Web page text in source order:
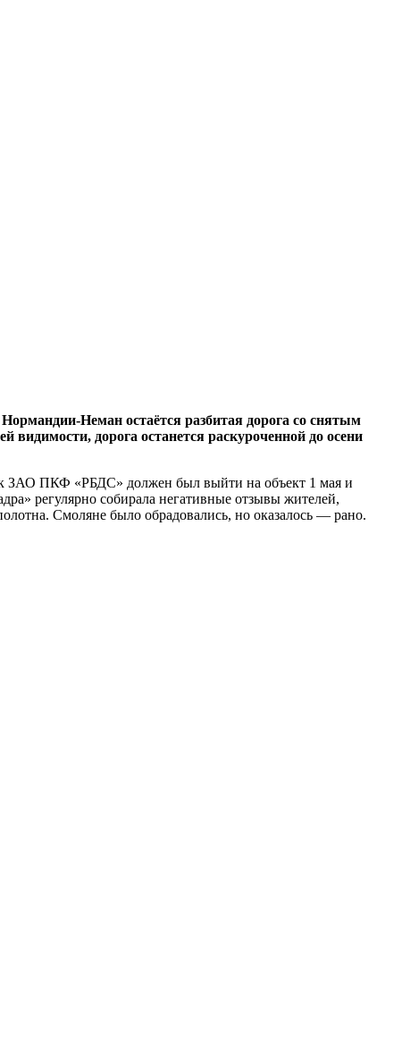
Неман остаётся разбитая дорога со снятым
видимости, дорога останется раскуроченной до осени
ЗАО ПКФ «РБДС» должен был выйти на объект 1 мая и
регулярно собирала негативные отзывы жителей,
Смоляне было обрадовались, но оказалось — рано.